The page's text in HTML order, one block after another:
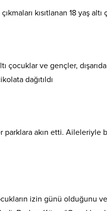
kısıtlanan 18 yaş
çocuklar ve gençler,
dağıtıldı
parklara akın etti.
izin günü